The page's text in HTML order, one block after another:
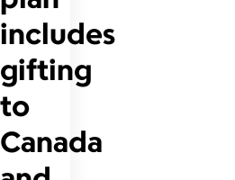
includes
gifting
to
Canada